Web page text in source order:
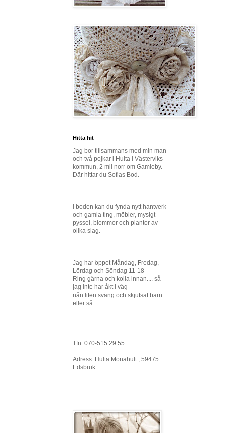
Hitta hit
Jag bor tillsammans med min man
och två pojkar i Hulta i Västerviks
kommun, 2 mil norr om Gamleby.
Där hittar du Sofias Bod.
I boden kan du fynda nytt hantverk
och gamla ting, möbler, mysigt
pyssel, blommor och plantor av
olika slag.
Jag har öppet Måndag, Fredag,
Lördag och Söndag 11-18
Ring gärna och kolla innan.... så
jag inte har åkt i väg
nån liten sväng och skjutsat barn
eller så...
Tfn: 070-515 29 55
Adress: Hulta Monahult , 59475
Edsbruk